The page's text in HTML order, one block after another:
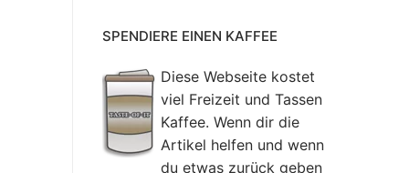
SPENDIERE EINEN KAFFEE
Diese Webseite kostet
viel Freizeit und Tassen
Kaffee. Wenn dir die
Artikel helfen und wenn
du etwas zurück geben